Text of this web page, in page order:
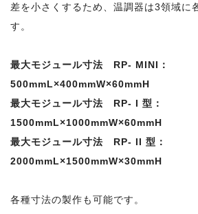
差を小さくするため、温調器は3領域に
す。
最大モジュール寸法 RP- MINI：
500mmL×400mmW×60mmH
最大モジュール寸法 RP- I 型：
1500mmL×1000mmW×60mmH
最大モジュール寸法 RP- II 型：
2000mmL×1500mmW×30mmH
各種寸法の製作も可能です。